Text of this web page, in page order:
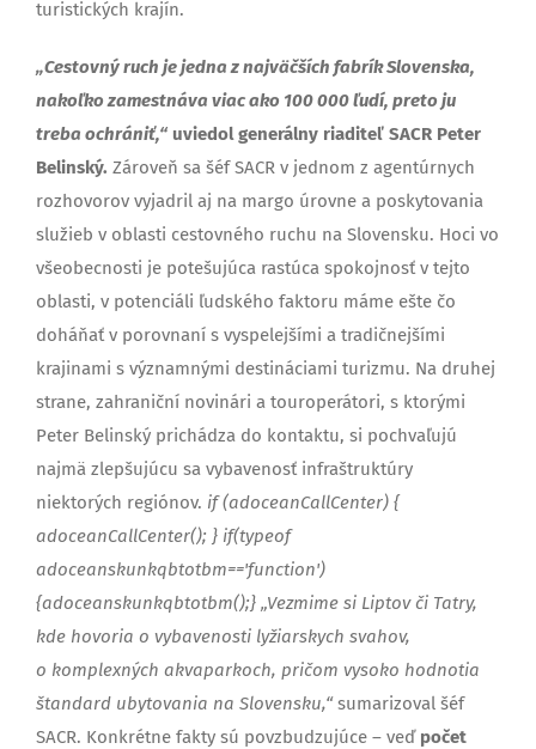
turistických krajín.
„Cestovný ruch je jedna z najväčších fabrík Slovenska,
nakoľko zamestnáva viac ako 100 000 ľudí, preto ju
treba ochrániť,“ uviedol generálny riaditeľ SACR Peter
Belinský. Zároveň sa šéf SACR v jednom z agentúrnych
rozhovorov vyjadril aj na margo úrovne a poskytovania
služieb v oblasti cestovného ruchu na Slovensku. Hoci vo
všeobecnosti je potešujúca rastúca spokojnosť v tejto
oblasti, v potenciáli ľudského faktoru máme ešte čo
doháňať v porovnaní s vyspelejšími a tradičnejšími
krajinami s významnými destináciami turizmu. Na druhej
strane, zahraniční novinári a touroperátori, s ktorými
Peter Belinský prichádza do kontaktu, si pochvaľujú
najmä zlepšujúcu sa vybavenosť infraštruktúry
niektorých regiónov. if (adoceanCallCenter) {
adoceanCallCenter(); } if(typeof
adoceanskunkqbtotbm=='function')
{adoceanskunkqbtotbm();} „Vezmime si Liptov či Tatry,
kde hovoria o vybavenosti lyžiarskych svahov,
o komplexných akvaparkoch, pričom vysoko hodnotia
štandard ubytovania na Slovensku,“sumarizoval šéf
SACR. Konkrétne fakty sú povzbudzujúce – veď počet